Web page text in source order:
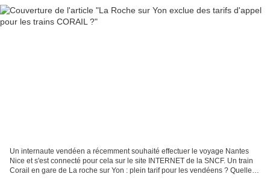
Un internaute vendéen a récemment souhaité effectuer le voyage Nantes
Nice et s'est connecté pour cela sur le site INTERNET de la SNCF. Un train
Corail en gare de La roche sur Yon : plein tarif pour les vendéens ? Quelle